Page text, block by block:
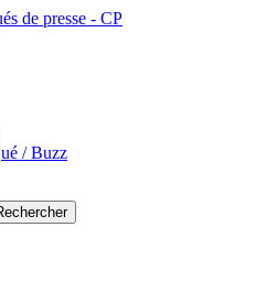
de presse - CP
/ Buzz